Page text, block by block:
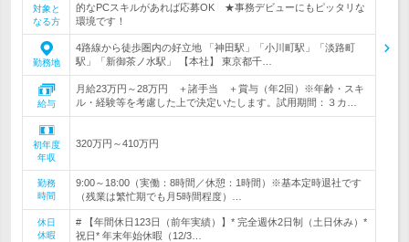
対象と
なる方
的なPCスキルがあれば応募OK ★事務デビューにもピッタリな
環境です！
勤務地
4路線から徒歩圏内の好立地 「神田駅」「小川町駅」「淡路町
駅」「新御茶ノ水駅」 【本社】 東京都千…
給与
月給23万円～28万円 ＋諸手当 ＋賞与（年2回）※年齢・スキ
ル・経験等を考慮した上で決定いたします。試用期間：３カ…
初年度
年収
320万円～410万円
勤務
時間
9:00～18:00（実働：8時間／休憩：1時間）※基本定時退社です
（残業は繁忙期でも月5時間程度）…
休日
休暇
# 【年間休日123日（前年実績）】* 完全週休2日制（土日休み）*
祝日* 年末年始休暇（12/3…